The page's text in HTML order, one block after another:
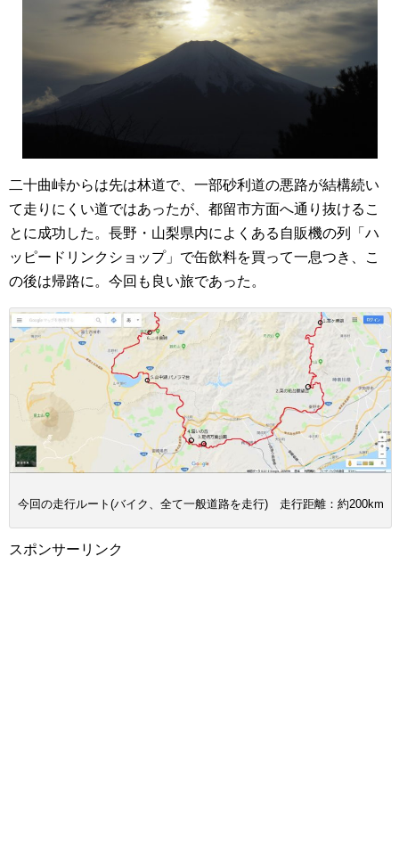
二十曲峠からは先は林道で、一部砂利道の悪路が結構続い
て走りにくい道ではあったが、都留市方面へ通り抜けるこ
とに成功した。長野・山梨県内によくある自販機の列「ハ
ッピードリンクショップ」で缶飲料を買って一息つき、こ
の後は帰路に。今回も良い旅であった。
今回の走行ルート(バイク、全て一般道路を走行) 走行距離：約200km
スポンサーリンク